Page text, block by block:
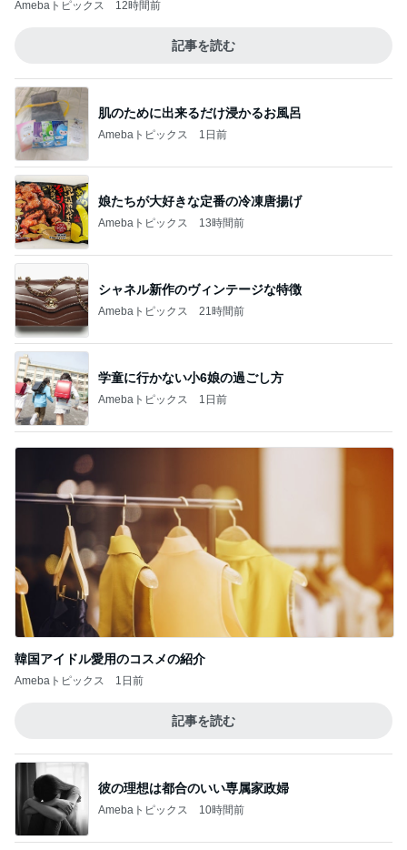
Amebaトピックス 12時間前
記事を読む
肌のために出来るだけ浸かるお風呂
Amebaトピックス 1日前
娘たちが大好きな定番の冷凍唐揚げ
Amebaトピックス 13時間前
シャネル新作のヴィンテージな特徴
Amebaトピックス 21時間前
学童に行かない小6娘の過ごし方
Amebaトピックス 1日前
韓国アイドル愛用のコスメの紹介
Amebaトピックス 1日前
記事を読む
彼の理想は都合のいい専属家政婦
Amebaトピックス 10時間前